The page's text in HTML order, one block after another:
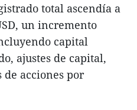
total ascendía a
un incremento
capital
ajustes de capital,
de acciones por